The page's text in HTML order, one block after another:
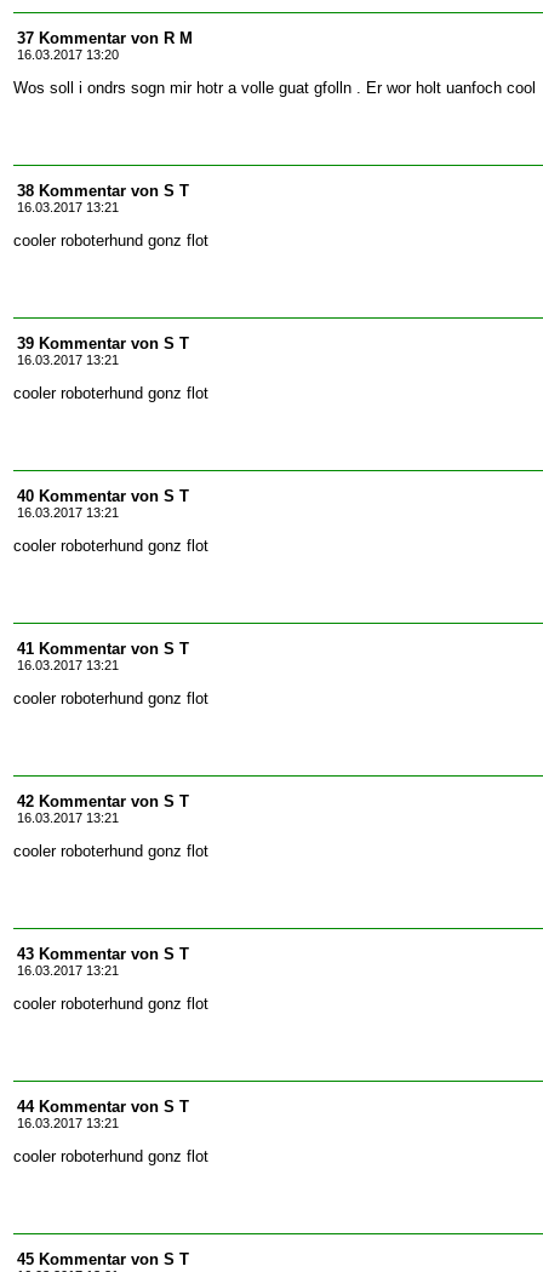
37 Kommentar von R M
16.03.2017 13:20
Wos soll i ondrs sogn mir hotr a volle guat gfolln . Er wor holt uanfoch cool
38 Kommentar von S T
16.03.2017 13:21
cooler roboterhund gonz flot
39 Kommentar von S T
16.03.2017 13:21
cooler roboterhund gonz flot
40 Kommentar von S T
16.03.2017 13:21
cooler roboterhund gonz flot
41 Kommentar von S T
16.03.2017 13:21
cooler roboterhund gonz flot
42 Kommentar von S T
16.03.2017 13:21
cooler roboterhund gonz flot
43 Kommentar von S T
16.03.2017 13:21
cooler roboterhund gonz flot
44 Kommentar von S T
16.03.2017 13:21
cooler roboterhund gonz flot
45 Kommentar von S T